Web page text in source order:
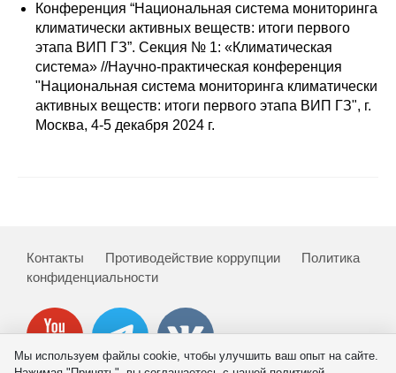
Отчетность
Противодействие коррупции
Материалы для СМИ
Проблемы прогнозирования
О журнале
Номера журналов
Конференция “Национальная система мониторинга
климатически активных веществ: итоги первого
этапа ВИП ГЗ”. Cекция № 1: «Климатическая
система» //Научно-практическая конференция
"Национальная система мониторинга климатически
активных веществ: итоги первого этапа ВИП ГЗ", г.
Москва, 4-5 декабря 2024 г.
Контакты Противодействие коррупции
Политика
конфиденциальности
Мы используем файлы cookie, чтобы улучшить ваш опыт на сайте.